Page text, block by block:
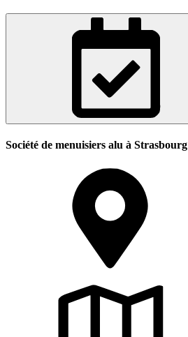
Société de menuisiers alu à Strasbourg